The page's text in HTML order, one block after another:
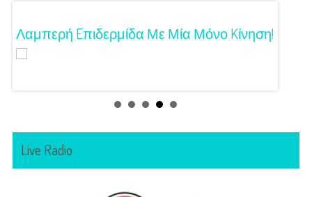
Λαμπερή Eπιδερμίδα Με Μία Μόνο Kίνηση!
Live Radio